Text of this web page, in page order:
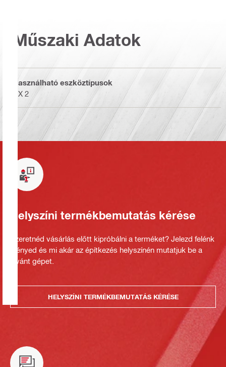
Műszaki Adatok
Használható eszköztípusok
DX 2
Helyszíni termékbemutatás kérése
Szeretnéd vásárlás előtt kipróbálni a terméket? Jelezd felénk
igényed és mi akár az építkezés helyszínén mutatjuk be a
kívánt gépet.
HELYSZÍNI TERMÉKBEMUTATÁS KÉRÉSE